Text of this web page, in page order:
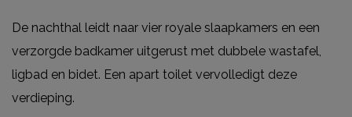
De nachthal leidt naar vier royale slaapkamers en een
verzorgde badkamer uitgerust met dubbele wastafel,
ligbad en bidet. Een apart toilet vervolledigt deze
verdieping.